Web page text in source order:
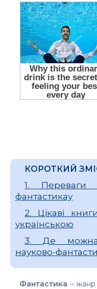
КОРОТКИЙ
1. Переваги
фантастикау
2. Цікаві
українською
3. Де можна
науково-
Фантастика – жанр